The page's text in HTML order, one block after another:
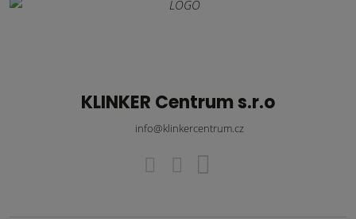
KLINKER Centrum s.r.o
info@klinkercentrum.cz